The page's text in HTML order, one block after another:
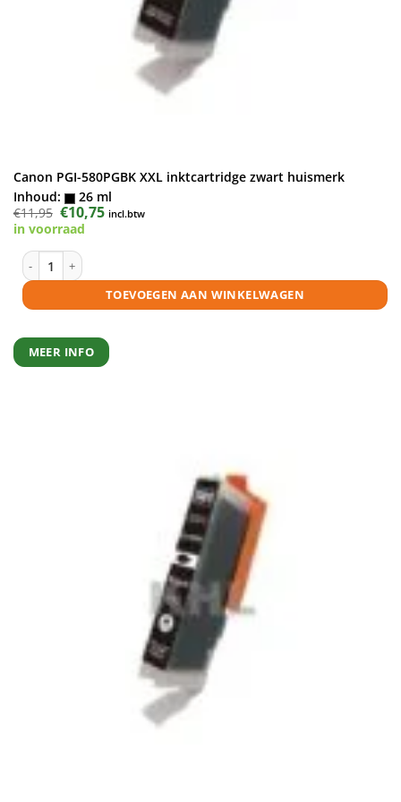
Canon PGI-580PGBK XXL inktcartridge zwart huismerk
Inhoud:
26 ml
€11,95 Oorspronkelijke
prijs
was:
€10,75Huidige
prijs
incl.btw
in voorraad
Canon PGI-580PGBK XXL inktcartridge zwart huismerk aantal
TOEVOEGEN AAN WINKELWAGEN
MEER INFO